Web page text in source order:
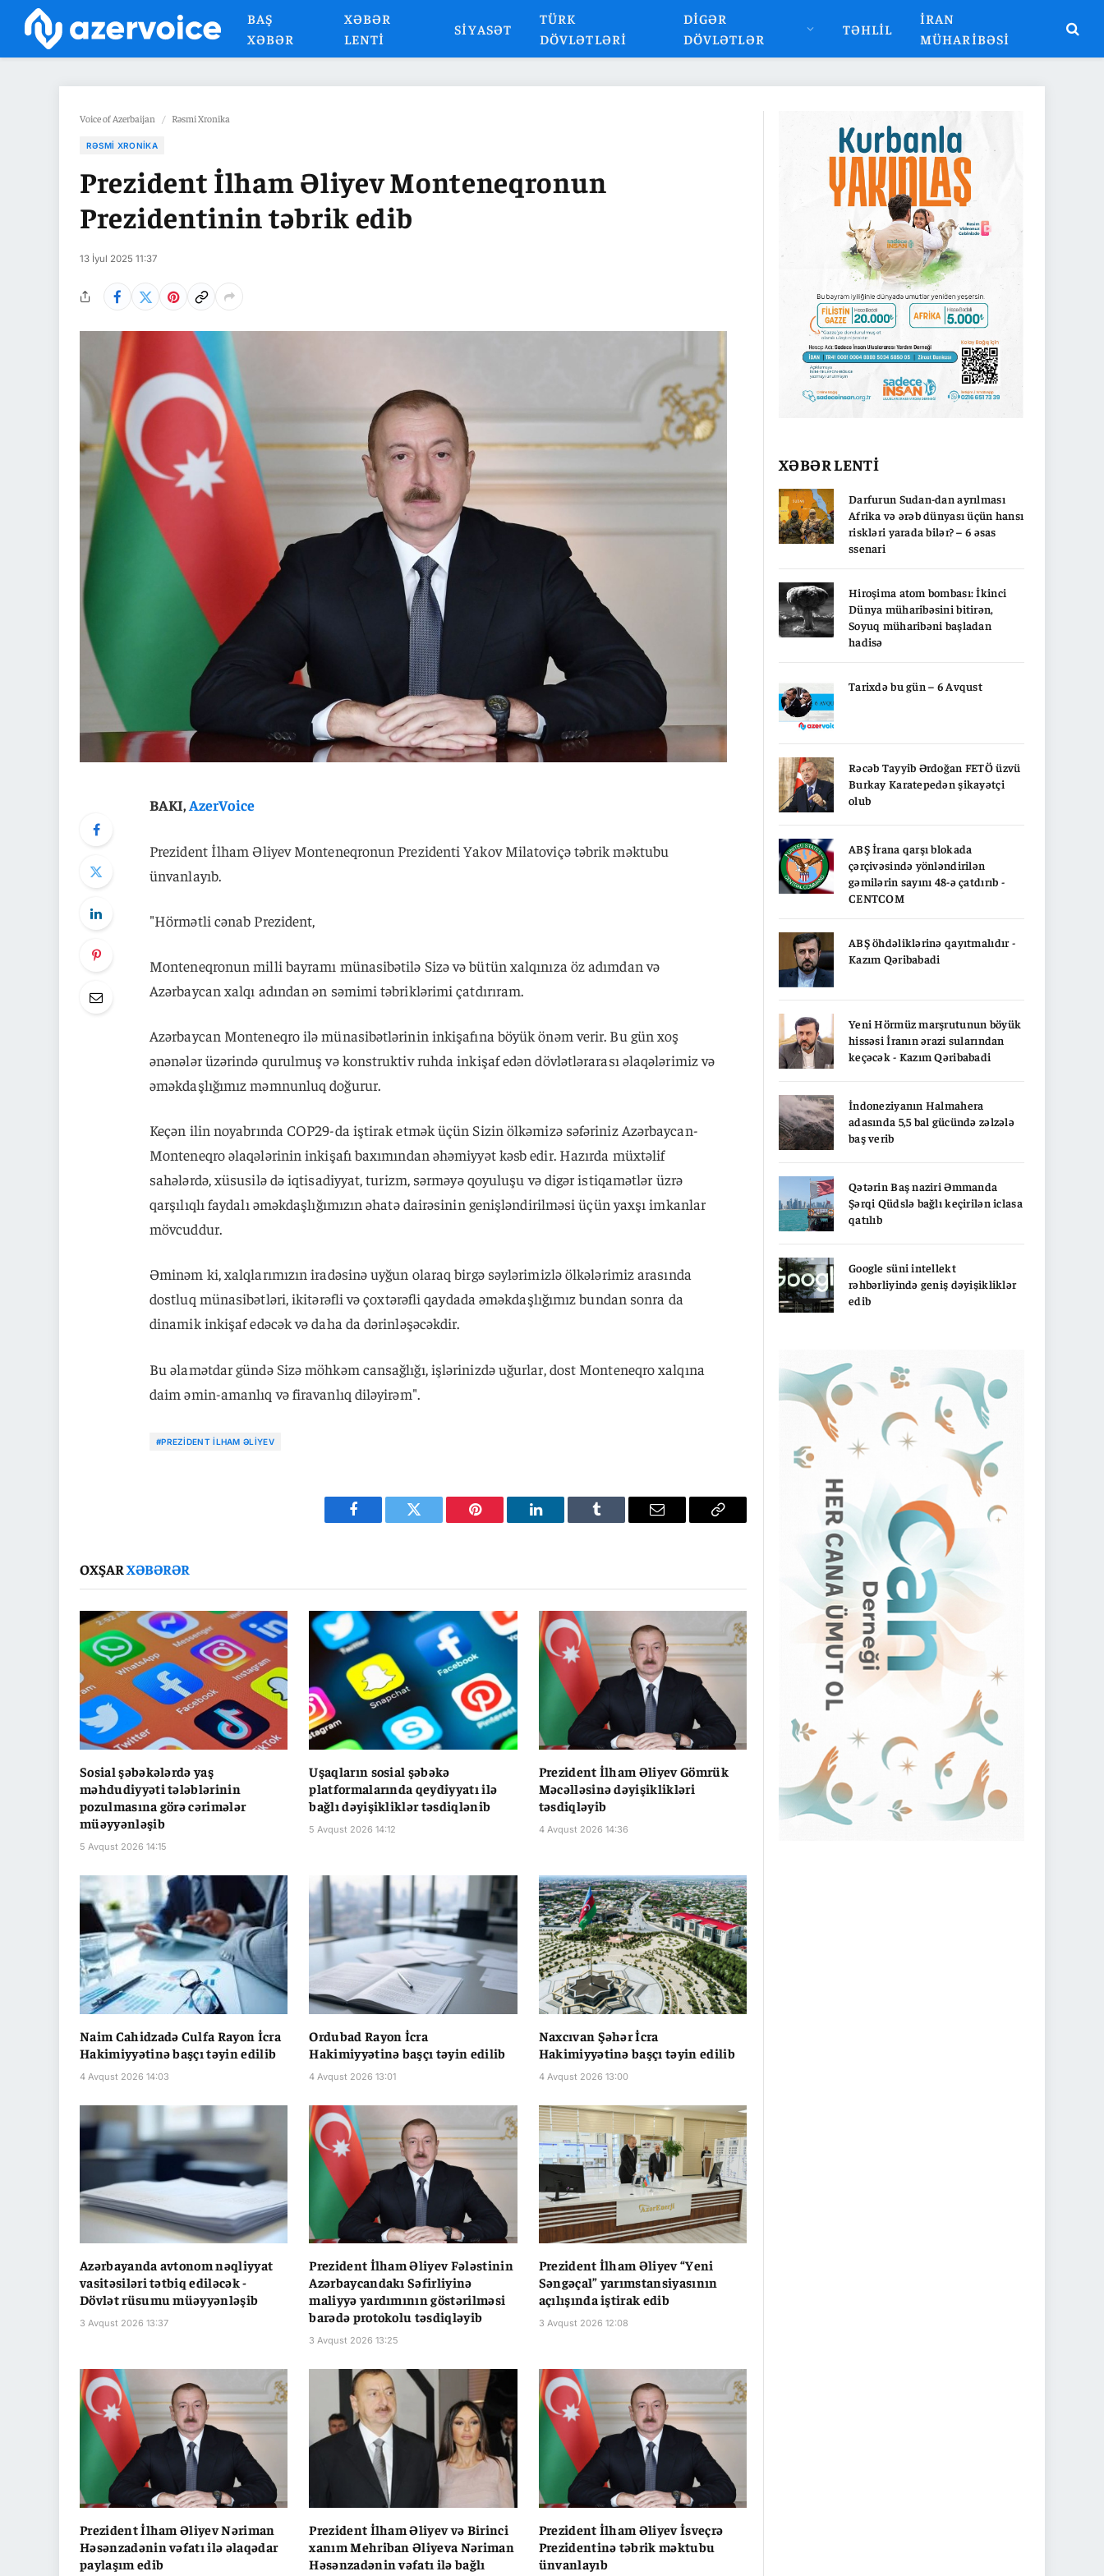
BAŞ
XƏBƏR
XƏBƏR
LENTI
SIYASƏT
TÜRK
DÖVLƏTLƏRI
DIGƏR
DÖVLƏTLƏR
TƏHLIL
İRAN
MÜHARIBƏSI
Voice of Azerbaijan / Rəsmi Xronika
RƏSMI XRONIKA
Prezident İlham Əliyev Monteneqronun
Prezidentinin təbrik edib
13 İyul 2025 11:37
BAKI,AzerVoice
Prezident İlham Əliyev Monteneqronun Prezidenti Yakov Milatoviçə təbrik məktubu
ünvanlayıb.
"Hörmətli cənab Prezident,
Monteneqronun milli bayramı münasibətilə Sizə və bütün xalqınıza öz adımdan və
Azərbaycan xalqı adından ən səmimi təbriklərimi çatdırıram.
Azərbaycan Monteneqro ilə münasibətlərinin inkişafına böyük önəm verir. Bu gün xoş
ənənələr üzərində qurulmuş və konstruktiv ruhda inkişaf edən dövlətlərarası əlaqələrimiz və
əməkdaşlığımız məmnunluq doğurur.
Keçən ilin noyabrında COP29-da iştirak etmək üçün Sizin ölkəmizə səfəriniz Azərbaycan-
Monteneqro əlaqələrinin inkişafı baxımından əhəmiyyət kəsb edir. Hazırda müxtəlif
sahələrdə, xüsusilə də iqtisadiyyat, turizm, sərməyə qoyuluşu və digər istiqamətlər üzrə
qarşılıqlı faydalı əməkdaşlığımızın əhatə dairəsinin genişləndirilməsi üçün yaxşı imkanlar
mövcuddur.
Əminəm ki, xalqlarımızın iradəsinə uyğun olaraq birgə səylərimizlə ölkələrimiz arasında
dostluq münasibətləri, ikitərəfli və çoxtərəfli qaydada əməkdaşlığımız bundan sonra da
dinamik inkişaf edəcək və daha da dərinləşəcəkdir.
Bu əlamətdar gündə Sizə möhkəm cansağlığı, işlərinizdə uğurlar, dost Monteneqro xalqına
daim əmin-amanlıq və firavanlıq diləyirəm".
#PREZIDENT İLHAM ƏLIYEV
Facebook Twitter Pinterest LinkedIn Tumblr Email
Copy
OXŞARXƏBƏRƏR
Sosial şəbəkələrdə yaş
məhdudiyyəti tələblərinin
pozulmasına görə cərimələr
müəyyənləşib
5 Avqust 2026 14:15
Uşaqların sosial şəbəkə
platformalarında qeydiyyatı ilə
bağlı dəyişikliklər təsdiqlənib
5 Avqust 2026 14:12
Prezident İlham Əliyev Gömrük
Məcəlləsinə dəyişiklikləri
təsdiqləyib
4 Avqust 2026 14:36
Naim Cahidzadə Culfa Rayon İcra
Hakimiyyətinə başçı təyin edilib
4 Avqust 2026 14:03
Ordubad Rayon İcra
Hakimiyyətinə başçı təyin edilib
4 Avqust 2026 13:01
Naxcıvan Şəhər İcra
Hakimiyyətinə başçı təyin edilib
4 Avqust 2026 13:00
Azərbayanda avtonom nəqliyyat
vasitəsiləri tətbiq ediləcək -
Dövlət rüsumu müəyyənləşib
3 Avqust 2026 13:37
Prezident İlham Əliyev Fələstinin
Azərbaycandakı Səfirliyinə
maliyyə yardımının göstərilməsi
barədə protokolu təsdiqləyib
3 Avqust 2026 13:25
Prezident İlham Əliyev “Yeni
Səngəçal” yarımstansiyasının
açılışında iştirak edib
3 Avqust 2026 12:08
Prezident İlham Əliyev Nəriman
Həsənzadənin vəfatı ilə əlaqədar
paylaşım edib
Prezident İlham Əliyev və Birinci
xanım Mehriban Əliyeva Nəriman
Həsənzadənin vəfatı ilə bağlı
Prezident İlham Əliyev İsveçrə
Prezidentinə təbrik məktubu
ünvanlayıb
XƏBƏR LENTİ
Darfurun Sudan-dan ayrılması
Afrika və ərəb dünyası üçün hansı
riskləri yarada bilər? – 6 əsas
ssenari
Hiroşima atom bombası: İkinci
Dünya müharibəsini bitirən,
Soyuq müharibəni başladan
hadisə
Tarixdə bu gün – 6 Avqust
Rəcəb Tayyib Ərdoğan FETÖ üzvü
Burkay Karatepedən şikayətçi
olub
ABŞ İrana qarşı blokada
çərçivəsində yönləndirilən
gəmilərin sayını 48-ə çatdırıb -
CENTCOM
ABŞ öhdəliklərinə qayıtmalıdır -
Kazım Qəribabadi
Yeni Hörmüz marşrutunun böyük
hissəsi İranın ərazi sularından
keçəcək - Kazım Qəribabadi
İndoneziyanın Halmahera
adasında 5,5 bal gücündə zəlzələ
baş verib
Qətərin Baş naziri Əmmanda
Şərqi Qüdslə bağlı keçirilən iclasa
qatılıb
Google süni intellekt
rəhbərliyində geniş dəyişikliklər
edib